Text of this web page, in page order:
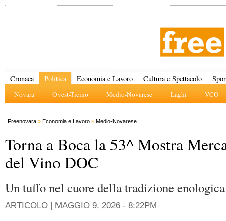
Cronaca Politica
Novara Ovest-Ticino Medio-Novarese Laghi VCO
Economia e Lavoro Cultura e Spettacolo
Freenovara » Economia e Lavoro » Medio-Novarese
Torna a Boca la 53^ Mostra
del Vino DOC
Un tuffo nel cuore della tradizione
ARTICOLO | MAGGIO 9, 2026 - 8:22PM